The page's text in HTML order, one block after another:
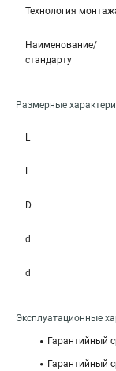
Технология
стандарту
Размерные
L
L
D
d
d
Эксплуатационные
Гарантийный
Гарантийный